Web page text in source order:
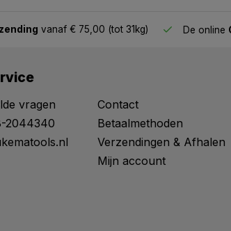
vanaf € 75,00 (tot 31kg) De online
vragen
2044340
Contact
Betaalmethoden
Verzendingen & Afhalen
Mijn account